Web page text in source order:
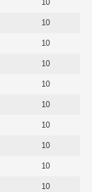
10
10
10
10
10
10
10
10
10
10